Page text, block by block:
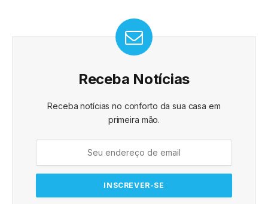
Receba Notícias
Receba notícias no conforto da sua casa em
primeira mão.